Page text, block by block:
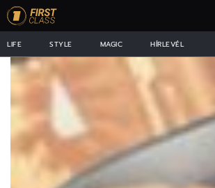
LIFE STYLE MAGIC HÍRLEVÉL